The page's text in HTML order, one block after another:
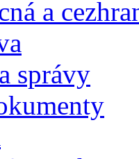
a
správy